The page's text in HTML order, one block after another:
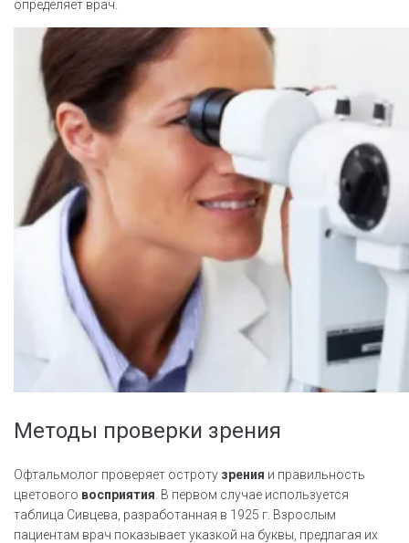
определяет врач.
Методы проверки зрения
Офтальмолог проверяет остроту зрения и правильность
цветового восприятия . В первом случае используется
таблица Сивцева, разработанная в 1925 г. Взрослым
пациентам врач показывает указкой на буквы, предлагая их